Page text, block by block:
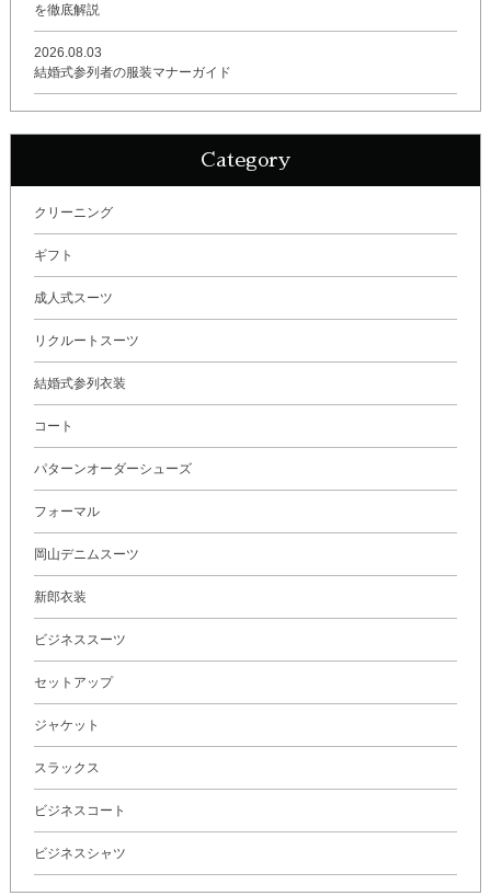
を徹底解説
2026.08.03
結婚式参列者の服装マナーガイド
Category
クリーニング
ギフト
成人式スーツ
リクルートスーツ
結婚式参列衣装
コート
パターンオーダーシューズ
フォーマル
岡山デニムスーツ
新郎衣装
ビジネススーツ
セットアップ
ジャケット
スラックス
ビジネスコート
ビジネスシャツ